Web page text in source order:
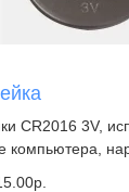
CR2016 3V,
компьютера,